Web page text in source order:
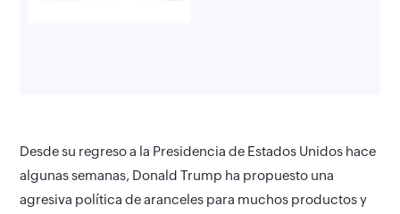
Desde su regreso a la Presidencia de Estados Unidos hace
algunas semanas, Donald Trump ha propuesto una
agresiva política de aranceles para muchos productos y